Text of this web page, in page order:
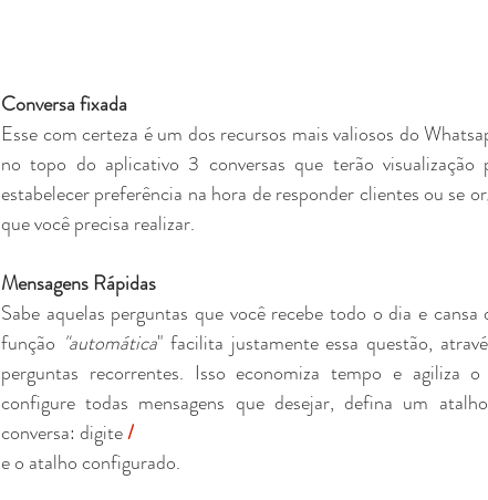
Conversa fixada
Esse com certeza é um dos recursos mais valiosos do
no topo do aplicativo 3 conversas que terão
estabelecer preferência na hora de responder clientes ou se
que você precisa realizar.
Mensagens Rápidas
Sabe aquelas perguntas que você recebe todo o dia e
função "automática" facilita justamente essa questão,
perguntas recorrentes. Isso economiza tempo e agiliza
configure todas mensagens que desejar, defina um
conversa: digite /
e o atalho configurado.